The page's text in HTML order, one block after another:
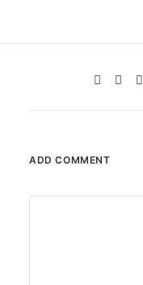
ADD COMMENT